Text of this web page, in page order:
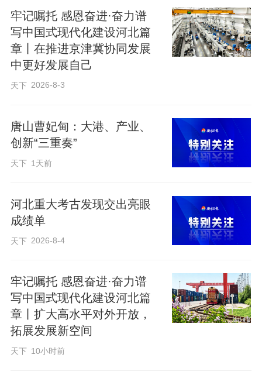
在石家庄市国际生物医药园，一个个京津
转移项目扎根生长，产业集聚效应加速显
现。
在石家庄北站，一列列城际列车往来穿
效。
在合作共建医院，一位位京津专家定期坐
医疗服务。
津、服务京津中，石家庄经济社会高质量
发展的步伐不断提速。
回望来时路，步步皆铿锵。
牢记嘱托 感恩奋进·奋力谱
写中国式现代化建设河北篇
章丨在推进京津冀协同发展
中更好发展自己
天下 2026-8-3
唐山曹妃甸：大港、产业、
创新“三重奏”
天下 1天前
河北重大考古发现交出亮眼
成绩单
天下 2026-8-4
牢记嘱托 感恩奋进·奋力谱
写中国式现代化建设河北篇
章丨扩大高水平对外开放，
拓展发展新空间
天下 10小时前